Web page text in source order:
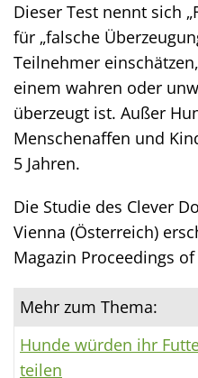
Dieser Test nennt sich
für „falsche
Teilnehmer
einem wahren oder
überzeugt ist. Außer
Menschenaffen und
5 Jahren.
Die Studie des Clever
Vienna (Österreich)
Magazin Proceedings
Mehr zum Thema:
Hunde würden ihr
teilen